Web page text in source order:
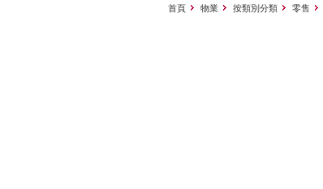
首頁 物業 按類別分類 零售